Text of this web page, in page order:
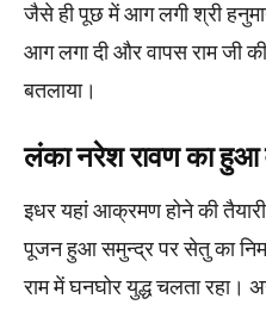
जैसे ही पूछ में आग लगी श्री
आग लगा दी और वापस राम जी
बतलाया।
लंका नरेश रावण का
इधर यहां आक्रमण होने की
पूजन हुआ समुन्द्र पर सेतु का
राम में घनघोर युद्ध चलता रहा।